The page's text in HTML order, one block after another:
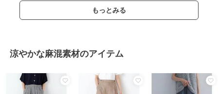
もっとみる
涼やかな麻混素材のアイテム